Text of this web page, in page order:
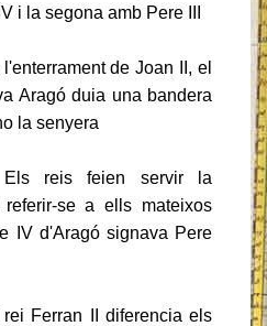
i la segona amb Pere III
de Joan II, el
Aragó duia una bandera
la senyera
Els reis feien servir la
se a ells mateixos
IV d'Aragó signava Pere
Ferran II diferencia els